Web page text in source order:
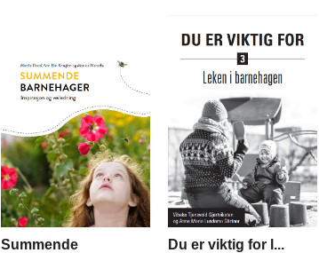
Summende Du er viktig for l...